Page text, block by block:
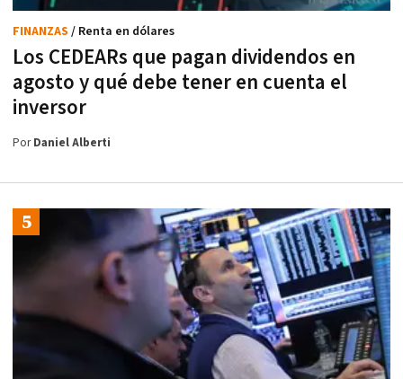
Los CEDEARs que pagan dividendos en
agosto y qué debe tener en cuenta el
inversor
FINANZAS / Renta en dólares
PorDaniel Alberti